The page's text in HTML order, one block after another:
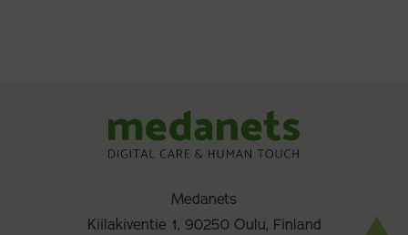
Medanets
Kiilakiventie 1, 90250 Oulu, Finland